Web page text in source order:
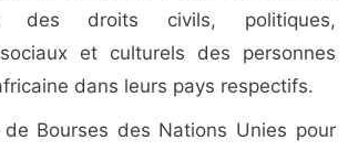
des droits civils, politiques,
et culturels des personnes
dans leurs pays respectifs.
Bourses des Nations Unies pour